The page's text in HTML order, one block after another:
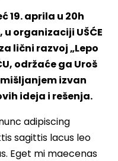
19. aprila u 20h
organizaciji UŠĆE
lični razvoj „Lepo
održaće ga Uroš
izvan
ideja i rešenja.
adipiscing
sagittis lacus leo
Eget mi maecenas